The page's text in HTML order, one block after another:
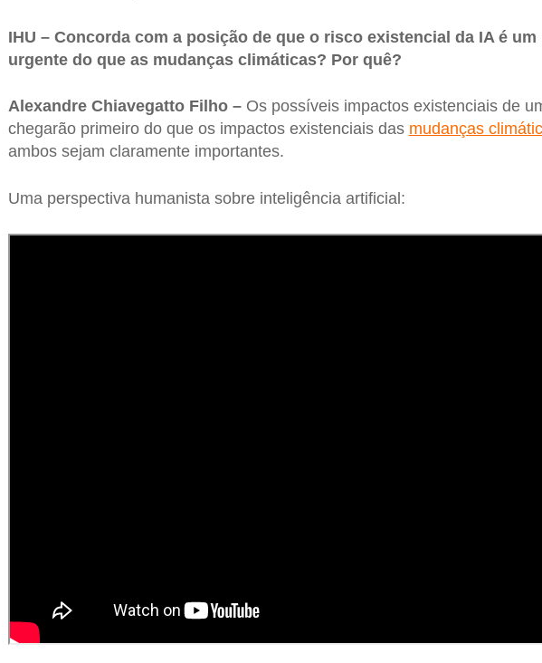
IHU – Concorda com a posição de que o risco existencial da IA é
urgente do que as mudanças climáticas? Por quê?
Alexandre Chiavegatto Filho –Os possíveis impactos existenciais de
chegarão primeiro do que os impactos existenciais das mudanças
ambos sejam claramente importantes.
Uma perspectiva humanista sobre inteligência artificial: